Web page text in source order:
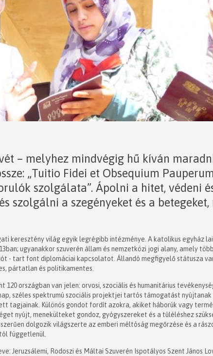
– melyhez mindvégig hű kíván
„Tuitio Fidei et Obsequium
szolgálata”. Ápolni a hitet, védeni
szolgálni a szegényeket és a
keresztény világ egyik legrégibb intézménye. A katolikus egyház
ugyanakkor szuverén állam és nemzetközi jogi alany, amely
- tart font diplomáciai kapcsolatot. Állandó megfigyelő státusza
pártatlan és politikamentes.
120 országban van jelen: orvosi, szociális és humanitárius
széles spektrumú szociális projektjei tartós támogatást nyújtanak
tagjainak. Különös gondot fordít azokra, akiket háborúk vagy
nyújt, menekülteket gondoz, gyógyszereket és a túléléshez
dolgozik világszerte az emberi méltóság megőrzése és a
függetlenül.
Jeruzsálemi, Rodoszi és Máltai Szuverén Ispotályos Szent János